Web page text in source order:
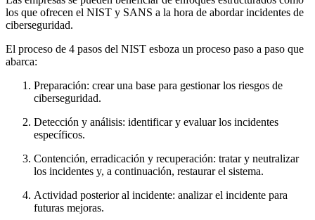
los que ofrecen el NIST y SANS a la hora de abordar incidentes de
ciberseguridad.
El proceso de 4 pasos del NIST esboza un proceso paso a paso que
abarca:
Preparación: crear una base para gestionar los riesgos de
ciberseguridad.
Detección y análisis: identificar y evaluar los incidentes
específicos.
Contención, erradicación y recuperación: tratar y neutralizar
los incidentes y, a continuación, restaurar el sistema.
Actividad posterior al incidente: analizar el incidente para
futuras mejoras.